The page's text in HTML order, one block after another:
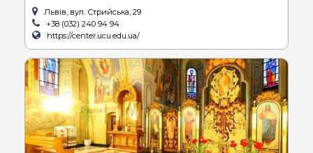
Львів, вул. Стрийська, 29
+38 (032) 240 94 94
https://center.ucu.edu.ua/